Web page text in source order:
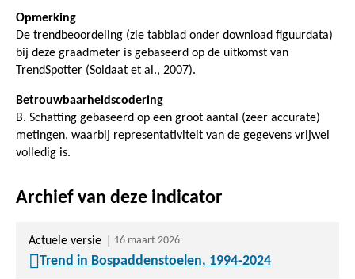
Opmerking
De trendbeoordeling (zie tabblad onder download figuurdata)
bij deze graadmeter is gebaseerd op de uitkomst van
TrendSpotter (Soldaat et al., 2007).
Betrouwbaarheidscodering
B. Schatting gebaseerd op een groot aantal (zeer accurate)
metingen, waarbij representativiteit van de gegevens vrijwel
volledig is.
Archief van deze indicator
Actuele versie 16 maart 2026
Trend in Bospaddenstoelen, 1994-2024